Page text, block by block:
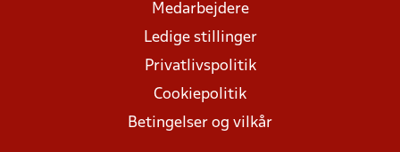
Medarbejdere
Ledige stillinger
Privatlivspolitik
Cookiepolitik
Betingelser og vilkår